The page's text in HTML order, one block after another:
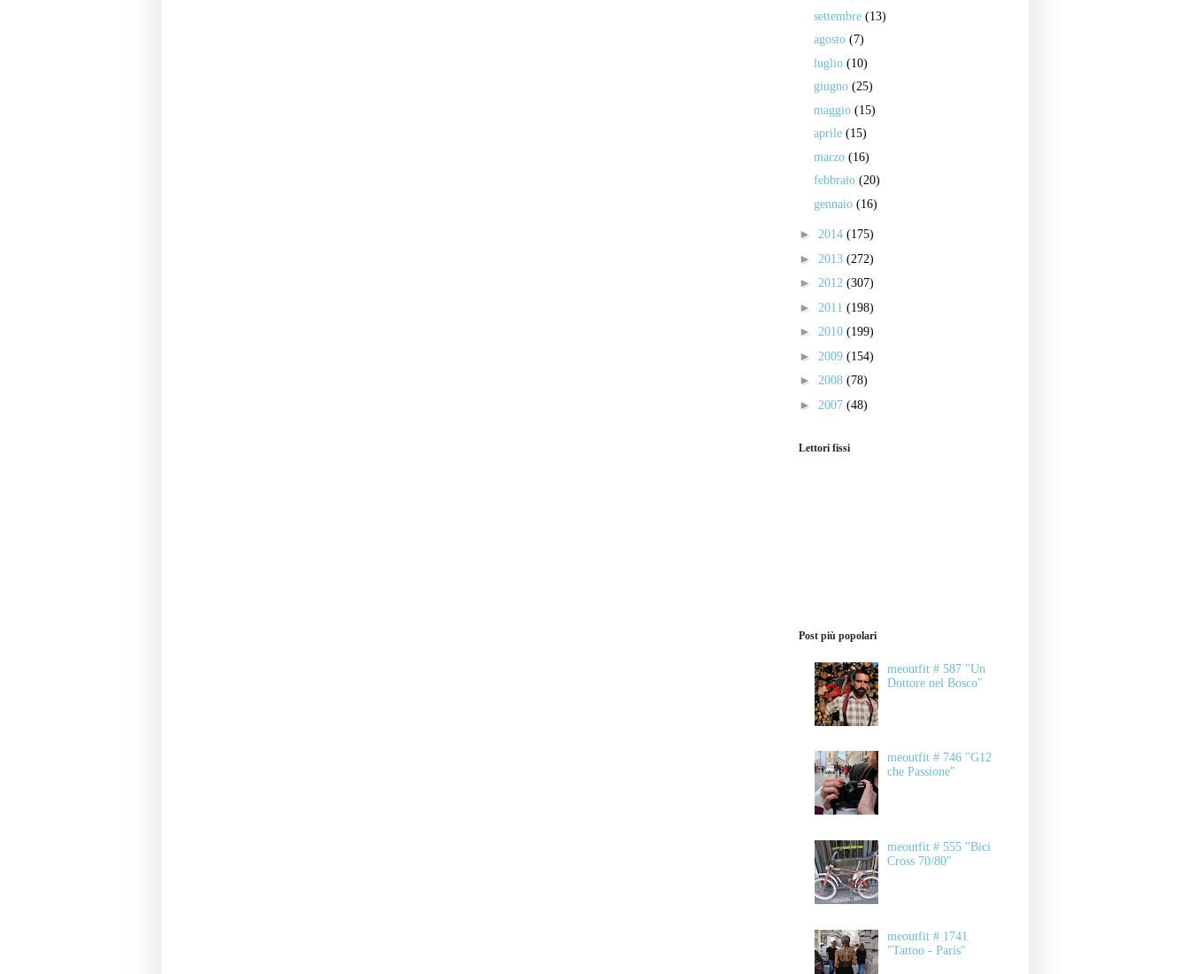
settembre (13)
agosto (7)
luglio (10)
giugno (25)
maggio (15)
aprile (15)
marzo (16)
febbraio (20)
gennaio (16)
► 2014 (175)
► 2013 (272)
► 2012 (307)
► 2011 (198)
► 2010 (199)
► 2009 (154)
► 2008 (78)
► 2007 (48)
Lettori fissi
Post più popolari
meoutfit # 587 "Un
Dottore nel Bosco"
meoutfit # 746 "G12
che Passione"
meoutfit # 555 "Bici
Cross 70/80"
meoutfit # 1741
"Tattoo - Paris"